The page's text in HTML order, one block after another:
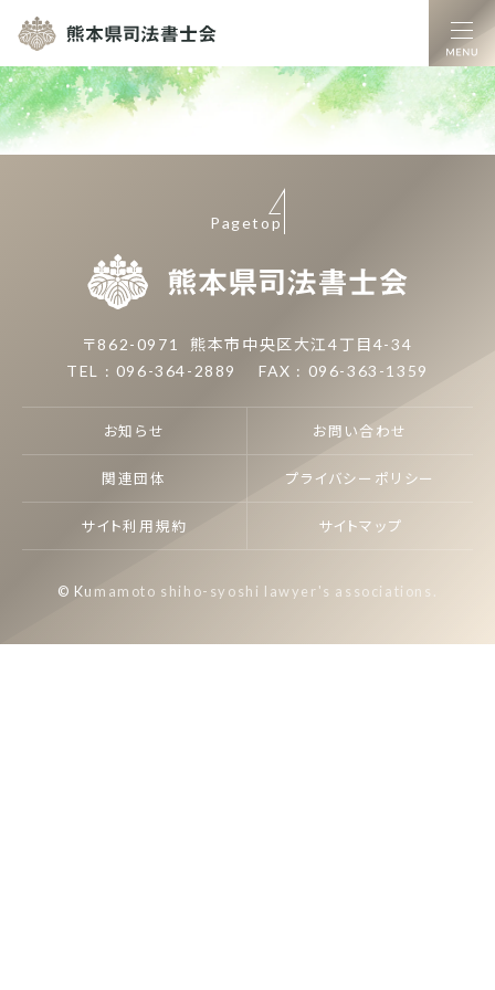
熊本県司法書士
〒862-0971
熊本市中央区大江4丁目4-34
TEL : 096-364-2889
FAX : 096-363-1359
お知らせ お問い合わせ
関連団体 プライバシーポリシー
サイト利用規約 サイトマップ
Pagetop
© Kumamoto shiho-syoshi lawyer's associations.